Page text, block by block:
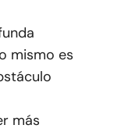
mismo es
más